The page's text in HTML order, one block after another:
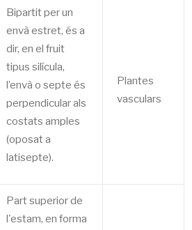
Bipartit per un
envà estret, és a
dir, en el fruit
tipus silícula,
l’envà o septe és
perpendicular als
costats amples
(oposat a
latisepte).
Plantes
vasculars
Part superior de
l'estam, en forma